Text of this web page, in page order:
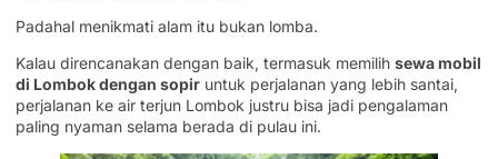
Padahal menikmati alam itu bukan lomba.
Kalau direncanakan dengan baik, termasuk memilih sewa mobil
di Lombok dengan sopir untuk perjalanan yang lebih santai,
perjalanan ke air terjun Lombok justru bisa jadi pengalaman
paling nyaman selama berada di pulau ini.